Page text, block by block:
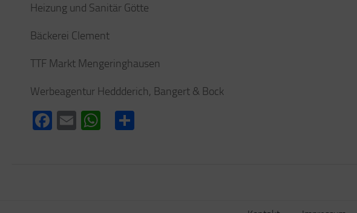
Heizung und Sanitär Götte
Bäckerei Clement
TTF Markt Mengeringhausen
Werbeagentur Heddderich, Bangert & Bock
Facebook
EmailWhatsApp